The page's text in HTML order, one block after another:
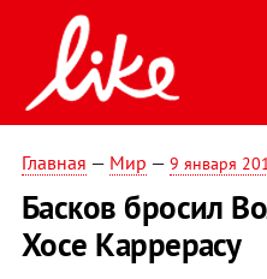
Главная — Мир — 9 января
Басков бросил
Хосе Каррерасу